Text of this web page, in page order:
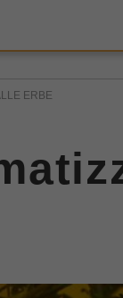
ERBE